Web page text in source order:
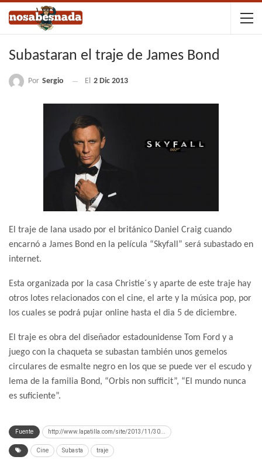
Subastaran el traje de James Bond
Por Sergio El 2 Dic 2013
El traje de lana usado por el británico Daniel Craig cuando
encarnó a James Bond en la película “Skyfall” será subastado en
internet.
Esta organizada por la casa Christie´s y aparte de este traje hay
otros lotes relacionados con el cine, el arte y la música pop, por
los cuales se podrá pujar online hasta el dia 5 de diciembre.
El traje es obra del diseñador estadounidense Tom Ford y a
juego con la chaqueta se subastan también unos gemelos
circulares de esmalte negro en los que se puede ver el escudo y
lema de la familia Bond, “Orbis non sufficit”, “El mundo nunca
es suficiente”.
Fuente http://www.lapatilla.com/site/2013/11/30...
Cine Subasta traje